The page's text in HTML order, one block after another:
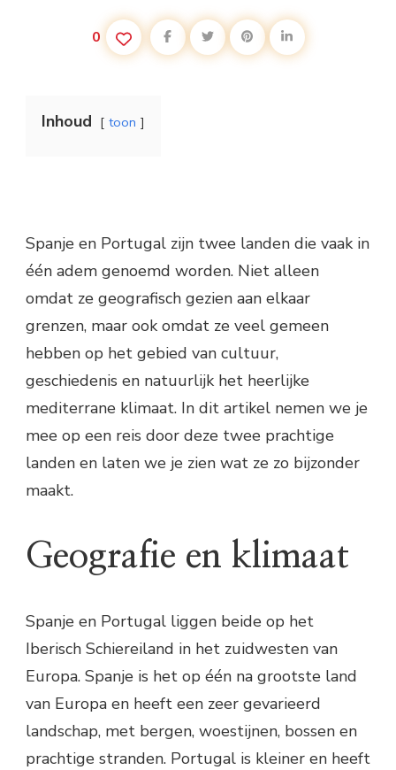
0
Inhoud toon
Spanje en Portugal zijn twee landen die vaak in
één adem genoemd worden. Niet alleen
omdat ze geografisch gezien aan elkaar
grenzen, maar ook omdat ze veel gemeen
hebben op het gebied van cultuur,
geschiedenis en natuurlijk het heerlijke
mediterrane klimaat. In dit artikel nemen we je
mee op een reis door deze twee prachtige
landen en laten we je zien wat ze zo bijzonder
maakt.
Geografie en klimaat
Spanje en Portugal liggen beide op het
Iberisch Schiereiland in het zuidwesten van
Europa. Spanje is het op één na grootste land
van Europa en heeft een zeer gevarieerd
landschap, met bergen, woestijnen, bossen en
prachtige stranden. Portugal is kleiner en heeft